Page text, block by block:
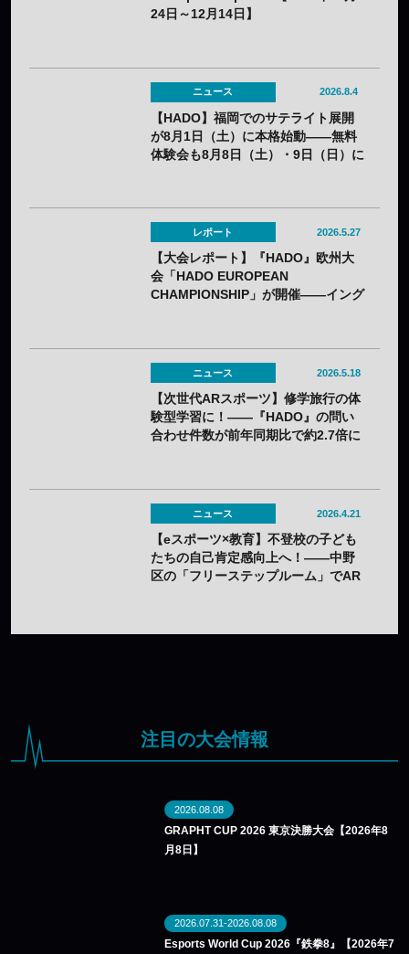
24日～12月14日】
ニュース 2026.8.4
【HADO】福岡でのサテライト展開
が8月1日（土）に本格始動——無料
体験会も8月8日（土）・9日（日）に
レポート 2026.5.27
【大会レポート】『HADO』欧州大
会「HADO EUROPEAN
CHAMPIONSHIP」が開催——イング
ニュース 2026.5.18
【次世代ARスポーツ】修学旅行の体
験型学習に！――『HADO』の問い
合わせ件数が前年同期比で約2.7倍に
ニュース 2026.4.21
【eスポーツ×教育】不登校の子ども
たちの自己肯定感向上へ！――中野
区の「フリーステップルーム」でAR
注目の大会情報
2026.08.08
GRAPHT CUP 2026 東京決勝大会【2026年8
月8日】
2026.07.31-2026.08.08
Esports World Cup 2026『鉄拳8』【2026年7